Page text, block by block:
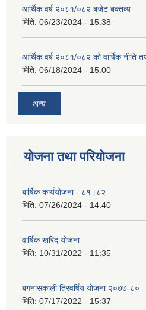
आर्थिक वर्ष २०८१/०८२ बजेट बक्तव्य
मिति: 06/23/2024 - 15:38
आर्थिक वर्ष २०८१/०८२ काे वार्षिक नीति
मिति: 06/18/2024 - 15:00
अन्य
योजना तथा परियोजना
बार्षिक कार्ययोजना - ८१।८२
मिति: 07/26/2024 - 14:40
वार्षिक खरिद योजना
मिति: 10/31/2022 - 11:35
बगनासकाली त्रिवर्षिय याेजना २०७७-८०
मिति: 07/17/2022 - 15:37